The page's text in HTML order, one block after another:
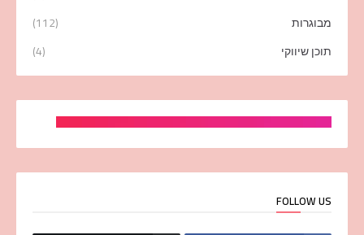
מבוגרות
(112)
תוכן שיווקי
(4)
FOLLOW US